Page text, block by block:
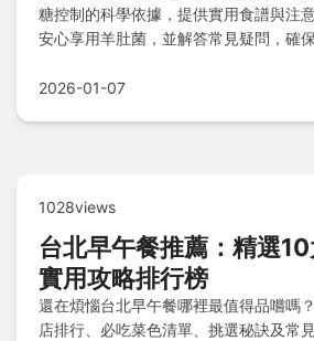
糖控制的科學依據，提供實用食譜與注
安心享用羊肚菌，並解答常見疑問，確
2026-01-07
1028views
台北早午餐推薦：精選
實用攻略排行榜
還在煩惱台北早午餐哪裡最值得品嚐嗎
店排行、必吃菜色清單、挑選秘訣及常